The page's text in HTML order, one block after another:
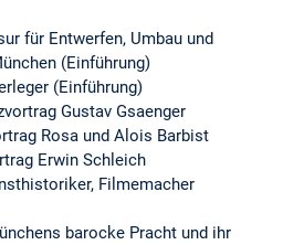
für Entwerfen, Umbau und
(Einführung)
(Einführung)
Gustav Gsaenger
Rosa und Alois Barbist
Erwin Schleich
Filmemacher
barocke Pracht und ihr